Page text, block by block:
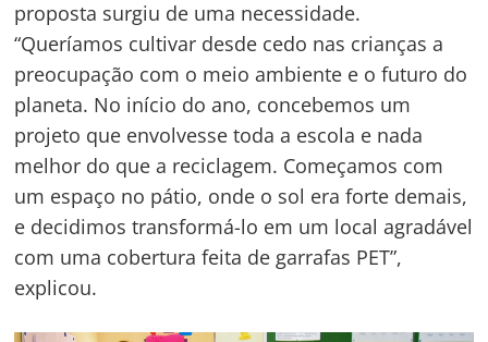
proposta surgiu de uma necessidade.
“Queríamos cultivar desde cedo nas crianças a
preocupação com o meio ambiente e o futuro do
planeta. No início do ano, concebemos um
projeto que envolvesse toda a escola e nada
melhor do que a reciclagem. Começamos com
um espaço no pátio, onde o sol era forte demais,
e decidimos transformá-lo em um local agradável
com uma cobertura feita de garrafas PET”,
explicou.